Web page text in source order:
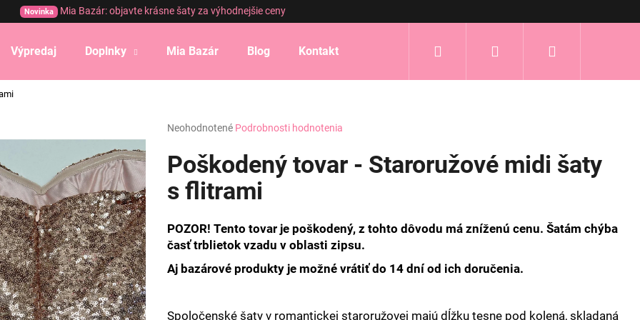
Novinka Mia Bazár: objavte krásne šaty za výhodnejšie ceny
Výpredaj Doplnky Mia Bazár Blog Kontakt Prihlásenie
Priemerné
produktu
je
z
hviezdičiek.
Neohodnotené Podrobnosti hodnotenia
Poškodený tovar - Staroružové midi šaty
s flitrami
POZOR! Tento tovar je poškodený, z tohto dôvodu má zníženú cenu. Šatám chýba
časť trblietok vzadu v oblasti zipsu.
Aj bazárové produkty je možné vrátiť do 14 dní od ich doručenia.
Spoločenské šaty v romantickej staroružovej majú dĺžku tesne pod kolená, skladaná
Čo potrebujete nájsť?
HĽADAŤ
Odporúčame